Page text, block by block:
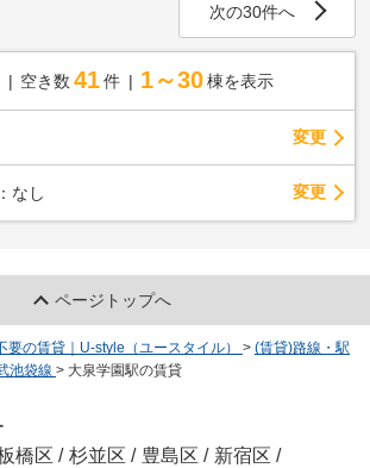
次の30件へ
空き数 41 件 1～30 棟を表示
変更
なし 変更
ページトップへ
の賃貸｜U-style（ユースタイル） > (賃貸)路線・駅
池袋線 > 大泉学園駅の賃貸
橋区 / 杉並区 / 豊島区 / 新宿区 /